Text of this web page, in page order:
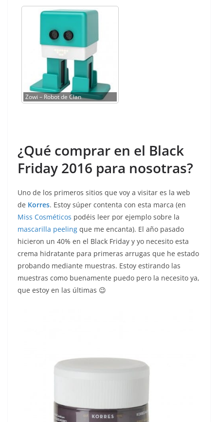
Zowi – Robot de Clan
¿Qué comprar en el Black
Friday 2016 para nosotras?
Uno de los primeros sitios que voy a visitar es la web
de Korres. Estoy súper contenta con esta marca (en
Miss Cosméticos podéis leer por ejemplo sobre la
mascarilla peeling que me encanta). El año pasado
hicieron un 40% en el Black Friday y yo necesito esta
crema hidratante para primeras arrugas que he estado
probando mediante muestras. Estoy estirando las
muestras como buenamente puedo pero la necesito ya,
que estoy en las últimas 😉